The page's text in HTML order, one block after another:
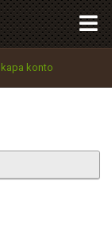
konto
till förstasidan